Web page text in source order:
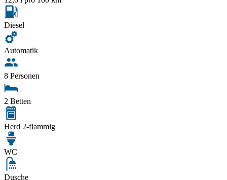
Diesel
Automatik
8 Personen
2 Betten
Herd 2-flammig
WC
Dusche